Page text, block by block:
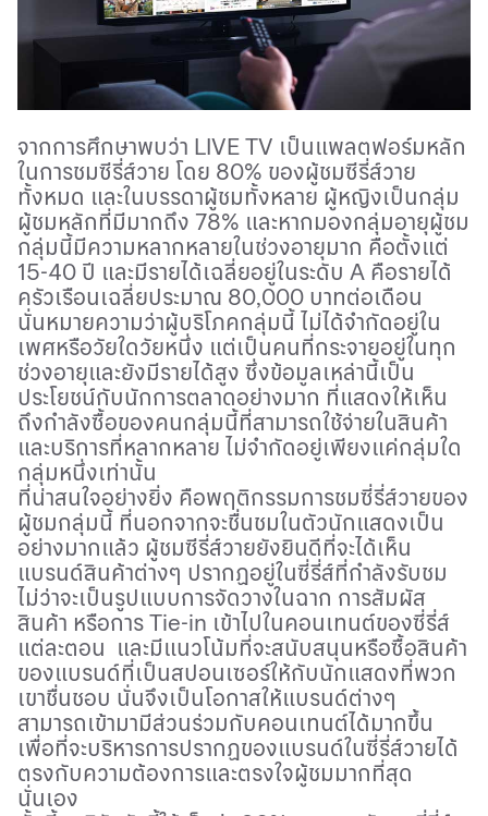
จากการศึกษาพบว่า LIVE TV เป็นแพลตฟอร์มหลัก
ในการชมซีรี่ส์วาย โดย 80% ของผู้ชมซีรี่ส์วาย
ทั้งหมด และในบรรดาผู้ชมทั้งหลาย ผู้หญิงเป็นกลุ่ม
ผู้ชมหลักที่มีมากถึง 78% และหากมองกลุ่มอายุผู้ชม
กลุ่มนี้มีความหลากหลายในช่วงอายุมาก คือตั้งแต่
15-40 ปี และมีรายได้เฉลี่ยอยู่ในระดับ A คือรายได้
ครัวเรือนเฉลี่ยประมาณ 80,000 บาทต่อเดือน
นั่นหมายความว่าผู้บริโภคกลุ่มนี้ ไม่ได้จำกัดอยู่ใน
เพศหรือวัยใดวัยหนึ่ง แต่เป็นคนที่กระจายอยู่ในทุก
ช่วงอายุและยังมีรายได้สูง ซึ่งข้อมูลเหล่านี้เป็น
ประโยชน์กับนักการตลาดอย่างมาก ที่แสดงให้เห็น
ถึงกำลังซื้อของคนกลุ่มนี้ที่สามารถใช้จ่ายในสินค้า
และบริการที่หลากหลาย ไม่จำกัดอยู่เพียงแค่กลุ่มใด
กลุ่มหนึ่งเท่านั้น
ที่น่าสนใจอย่างยิ่ง คือพฤติกรรมการชมซี่รี่ส์วายของ
ผู้ชมกลุ่มนี้ ที่นอกจากจะชื่นชมในตัวนักแสดงเป็น
อย่างมากแล้ว ผู้ชมซีรี่ส์วายยังยินดีที่จะได้เห็น
แบรนด์สินค้าต่างๆ ปรากฏอยู่ในซี่รี่ส์ที่กำลังรับชม
ไม่ว่าจะเป็นรูปแบบการจัดวางในฉาก การสัมผัส
สินค้า หรือการ Tie-in เข้าไปในคอนเทนต์ของซี่รี่ส์
แต่ละตอน และมีแนวโน้มที่จะสนับสนุนหรือซื้อสินค้า
ของแบรนด์ที่เป็นสปอนเซอร์ให้กับนักแสดงที่พวก
เขาชื่นชอบ นั่นจึงเป็นโอกาสให้แบรนด์ต่างๆ
สามารถเข้ามามีส่วนร่วมกับคอนเทนต์ได้มากขึ้น
เพื่อที่จะบริหารการปรากฏของแบรนด์ในซี่รี่ส์วายได้
ตรงกับความต้องการและตรงใจผู้ชมมากที่สุด
นั่นเอง